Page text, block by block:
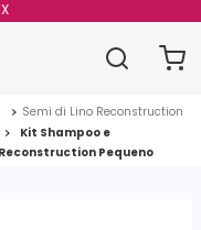
Semi di Lino Reconstruction
Kit Shampoo e
Pequeno